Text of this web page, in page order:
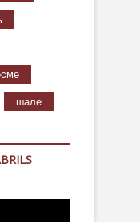
шале